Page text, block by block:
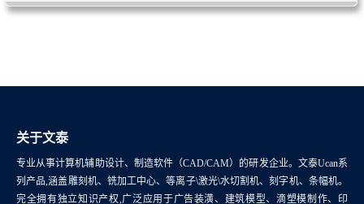
关于文泰
专业从事计算机辅助设计、制造软件（CAD/CAM）的研发企业。文泰Ucan系
列产品,涵盖雕刻机、铣加工中心、等离子\激光\水切割机、刻字机、条幅机。
完全拥有独立知识产权,广泛应用于广告装潢、建筑模型、滴塑模制作、印